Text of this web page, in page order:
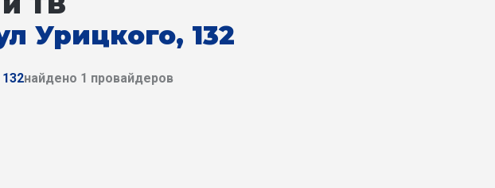
Урицкого, 132
найдено 1 провайдеров